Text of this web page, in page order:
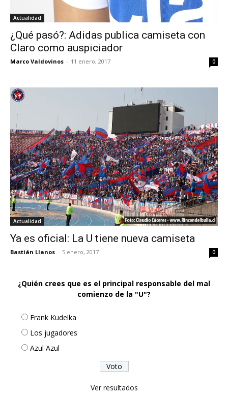
Actualidad
¿Qué pasó?: Adidas publica camiseta con
Claro como auspiciador
Marco Valdovinos - 11 enero, 2017 0
Actualidad
Ya es oficial: La U tiene nueva camiseta
Bastián Llanos - 5 enero, 2017 0
¿Quién crees que es el principal responsable del mal
comienzo de la "U"?
Frank Kudelka
Los jugadores
Azul Azul
Ver resultados